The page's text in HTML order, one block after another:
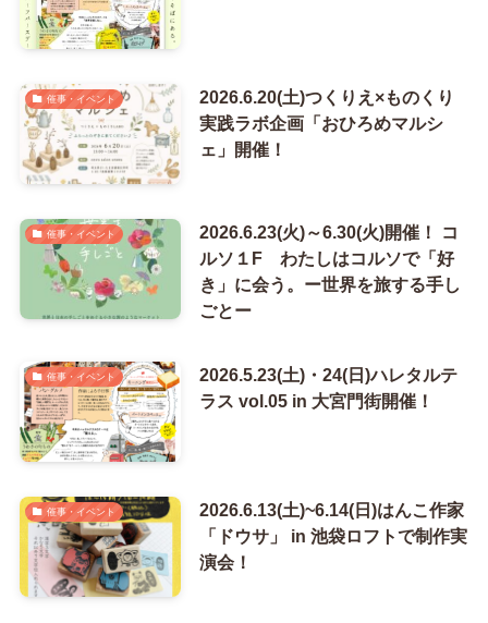
催事・イベント
2026.6.20(土)つくりえ×ものくり
実践ラボ企画「おひろめマルシ
ェ」開催！
催事・イベント
2026.6.23(火)～6.30(火)開催！ コ
ルソ１F わたしはコルソで「好
き」に会う。ー世界を旅する手し
ごとー
催事・イベント
2026.5.23(土)・24(日)ハレタルテ
ラス vol.05 in 大宮門街開催！
催事・イベント
2026.6.13(土)~6.14(日)はんこ作家
「ドウサ」 in 池袋ロフトで制作実
演会！